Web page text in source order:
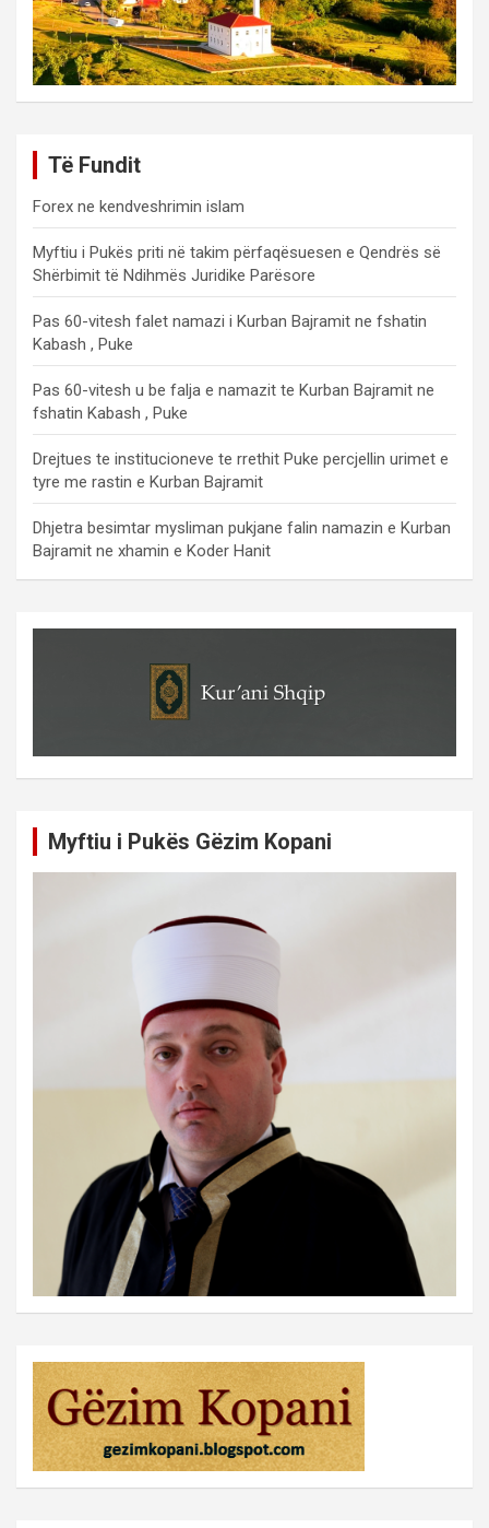
Të Fundit
Forex ne kendveshrimin islam
Myftiu i Pukës priti në takim përfaqësuesen e Qendrës së
Shërbimit të Ndihmës Juridike Parësore
Pas 60-vitesh falet namazi i Kurban Bajramit ne fshatin
Kabash , Puke
Pas 60-vitesh u be falja e namazit te Kurban Bajramit ne
fshatin Kabash , Puke
Drejtues te institucioneve te rrethit Puke percjellin urimet e
tyre me rastin e Kurban Bajramit
Dhjetra besimtar mysliman pukjane falin namazin e Kurban
Bajramit ne xhamin e Koder Hanit
Myftiu i Pukës Gëzim Kopani